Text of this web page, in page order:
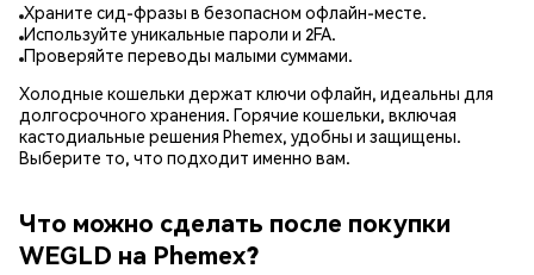
Храните сид-фразы в безопасном офлайн-месте.
Используйте уникальные пароли и 2FA.
Проверяйте переводы малыми суммами.
Холодные кошельки держат ключи офлайн, идеальны для
долгосрочного хранения. Горячие кошельки, включая
кастодиальные решения Phemex, удобны и защищены.
Выберите то, что подходит именно вам.
Что можно сделать после покупки
WEGLD на Phemex?